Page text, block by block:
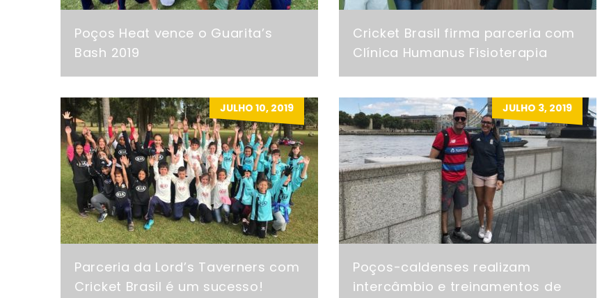
Poços Heat vence o Guarita’s
Bash 2019
Cricket Brasil firma parceria com
Clínica Humanus Fisioterapia
JULHO 10, 2019
Parceria da Lord’s Taverners com
Cricket Brasil é um sucesso!
JULHO 3, 2019
Poços-caldenses realizam
intercâmbio e treinamentos de